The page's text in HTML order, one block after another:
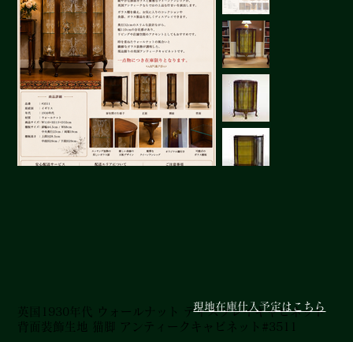
英国1930年代 ウォールナット ディスプレイキャビネット
背面装飾生地 猫脚 アンティークキャビネット#3511
現地在庫仕入予定はこちら